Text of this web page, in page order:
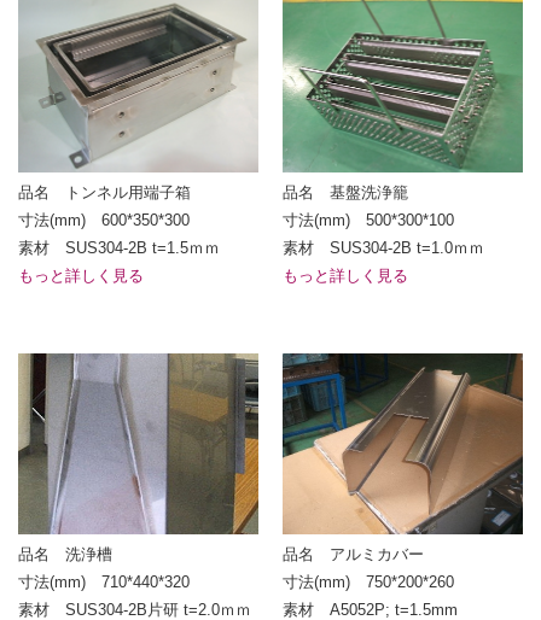
品名 トンネル用端子箱
寸法(mm) 600*350*300
素材 SUS304-2B t=1.5ｍｍ
もっと詳しく見る
品名 基盤洗浄籠
寸法(mm) 500*300*100
素材 SUS304-2B t=1.0ｍｍ
もっと詳しく見る
品名 洗浄槽
寸法(mm) 710*440*320
素材 SUS304-2B片研 t=2.0ｍｍ
品名 アルミカバー
寸法(mm) 750*200*260
素材 A5052P; t=1.5mm